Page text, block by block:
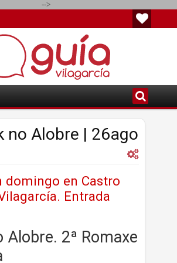
-->
no Alobre | 26ago
domingo en Castro
Entrada
Alobre. 2ª Romaxe